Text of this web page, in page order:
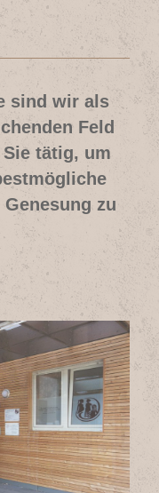
sind wir als
Feld
tätig, um
zu